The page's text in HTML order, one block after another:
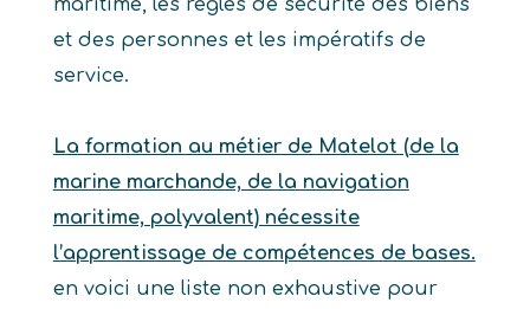
maritime, les règles de sécurité des biens
et des personnes et les impératifs de
service.
La formation au métier de Matelot (de la
marine marchande, de la navigation
maritime, polyvalent) nécessite
l’apprentissage de compétences de bases.
en voici une liste non exhaustive pour